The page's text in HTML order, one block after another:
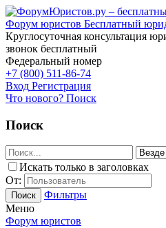
Форум юристов Бесплатный
Круглосуточная консультация
звонок бесплатный
Федеральный номер
+7 (800) 511-86-74
Вход Регистрация
Что нового? Поиск
Поиск
Искать только в заголовках
От:
Поиск
Фильтры
Меню
Форум юристов